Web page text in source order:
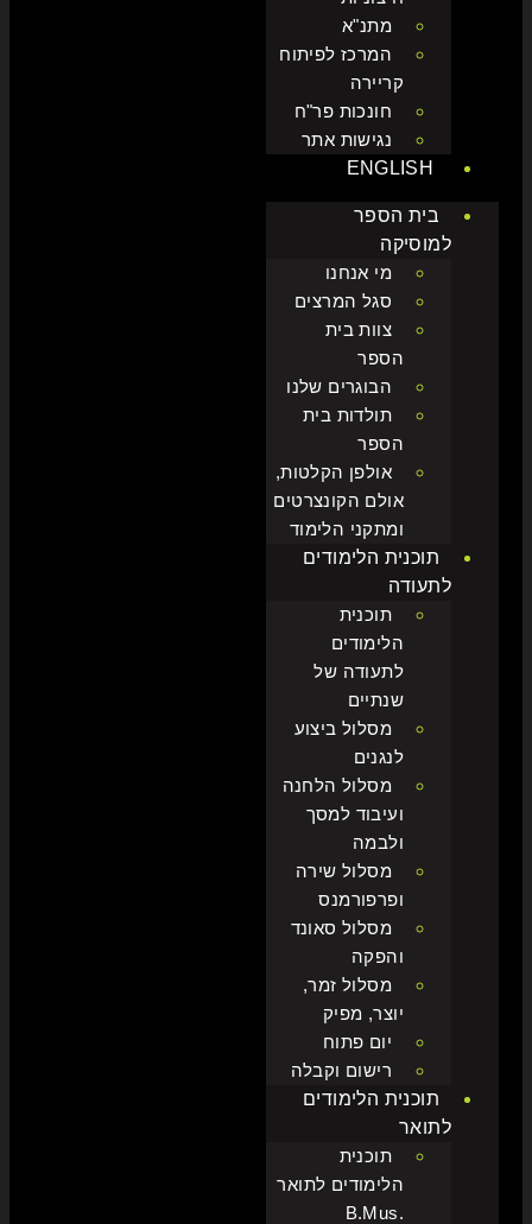
מתנ"א
המרכז לפיתוח
קריירה
חונכות פר"ח
נגישות אתר
ENGLISH
בית הספר
למוסיקה
מי אנחנו
סגל המרצים
צוות בית
הספר
הבוגרים שלנו
תולדות בית
הספר
אולפן הקלטות,
אולם הקונצרטים
ומתקני הלימוד
תוכנית הלימודים
לתעודה
תוכנית
הלימודים
לתעודה של
שנתיים
מסלול ביצוע
לנגנים
מסלול הלחנה
ועיבוד למסך
ולבמה
מסלול שירה
ופרפורמנס
מסלול סאונד
והפקה
מסלול זמר,
יוצר, מפיק
יום פתוח
רישום וקבלה
תוכנית הלימודים
לתואר
תוכנית
הלימודים לתואר
.B.Mus